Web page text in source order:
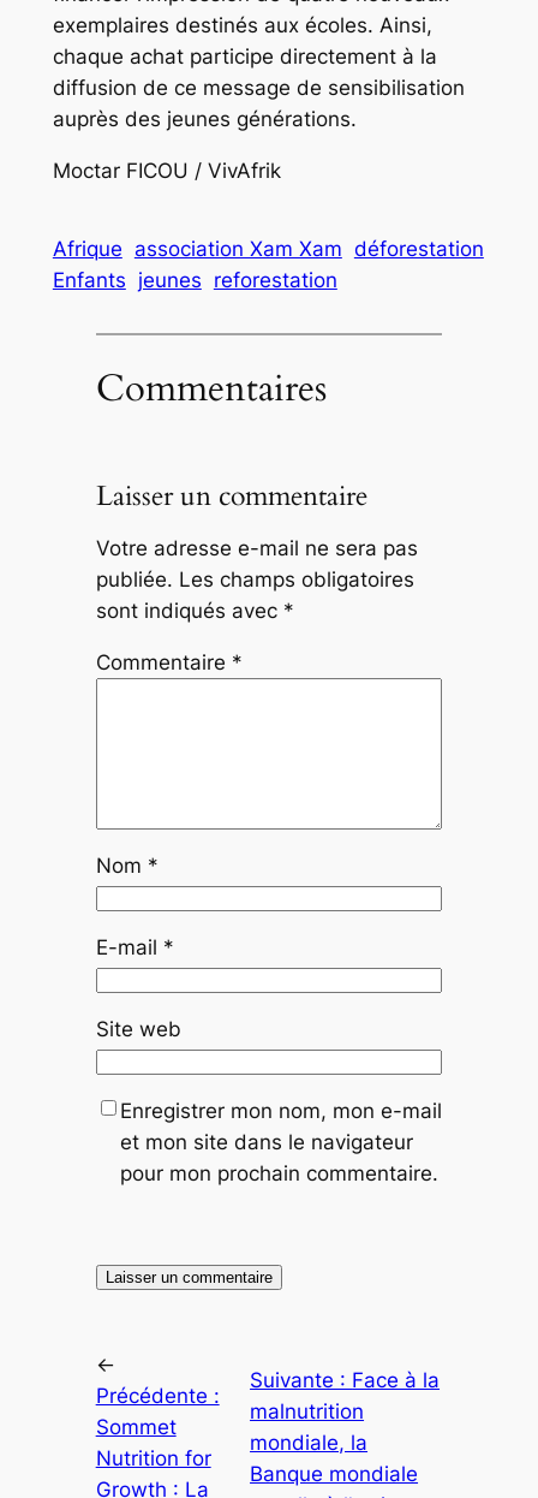
exemplaires destinés aux écoles. Ainsi,
chaque achat participe directement à la
diffusion de ce message de sensibilisation
auprès des jeunes générations.
Moctar FICOU / VivAfrik
Afrique association Xam Xam déforestation
Enfants jeunes reforestation
Commentaires
Laisser un commentaire
Votre adresse e-mail ne sera pas
publiée. Les champs obligatoires
sont indiqués avec *
Commentaire *
Nom *
E-mail *
Site web
Enregistrer mon nom, mon e-mail
et mon site dans le navigateur
pour mon prochain commentaire.
←
Précédente :
Sommet
Nutrition for
Growth : La
Suivante : Face à la
malnutrition
mondiale, la
Banque mondiale